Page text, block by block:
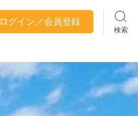
ログイン／会員登録
検索